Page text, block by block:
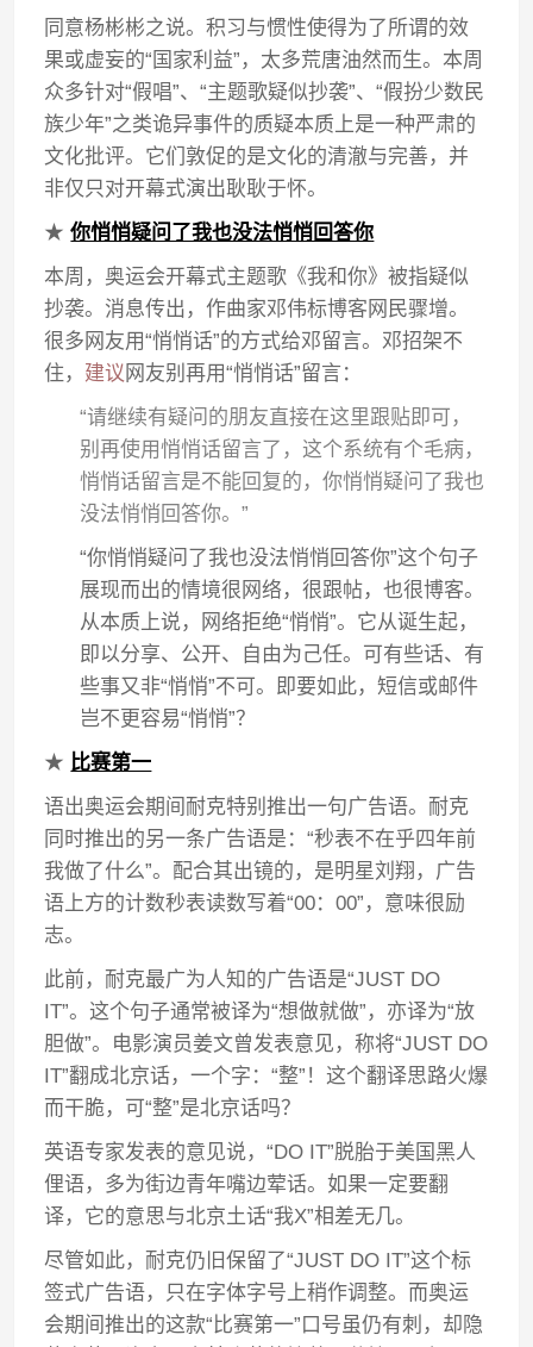
同意杨彬彬之说。积习与惯性使得为了所谓的效
果或虚妄的“国家利益”，太多荒唐油然而生。本周
众多针对“假唱”、“主题歌疑似抄袭”、“假扮少数民
族少年”之类诡异事件的质疑本质上是一种严肃的
文化批评。它们敦促的是文化的清澈与完善，并
非仅只对开幕式演出耿耿于怀。
★你悄悄疑问了我也没法悄悄回答你
本周，奥运会开幕式主题歌《我和你》被指疑似
抄袭。消息传出，作曲家邓伟标博客网民骤增。
很多网友用“悄悄话”的方式给邓留言。邓招架不
住， 建议 网友别再用“悄悄话”留言：
“请继续有疑问的朋友直接在这里跟贴即可，
别再使用悄悄话留言了，这个系统有个毛病，
悄悄话留言是不能回复的，你悄悄疑问了我也
没法悄悄回答你。”
“你悄悄疑问了我也没法悄悄回答你”这个句子
展现而出的情境很网络，很跟帖，也很博客。
从本质上说，网络拒绝“悄悄”。它从诞生起，
即以分享、公开、自由为己任。可有些话、有
些事又非“悄悄”不可。即要如此，短信或邮件
岂不更容易“悄悄”？
★ 比赛第一
语出奥运会期间耐克特别推出一句广告语。耐克
同时推出的另一条广告语是：“秒表不在乎四年前
我做了什么”。配合其出镜的，是明星刘翔，广告
语上方的计数秒表读数写着“00：00”，意味很励
志。
此前，耐克最广为人知的广告语是“JUST DO
IT”。这个句子通常被译为“想做就做”，亦译为“放
胆做”。电影演员姜文曾发表意见，称将“JUST DO
IT”翻成北京话，一个字：“整”！这个翻译思路火爆
而干脆，可“整”是北京话吗？
英语专家发表的意见说，“DO IT”脱胎于美国黑人
俚语，多为街边青年嘴边荤话。如果一定要翻
译，它的意思与北京土话“我X”相差无几。
尽管如此，耐克仍旧保留了“JUST DO IT”这个标
签式广告语，只在字体字号上稍作调整。而奥运
会期间推出的这款“比赛第一”口号虽仍有刺，却隐